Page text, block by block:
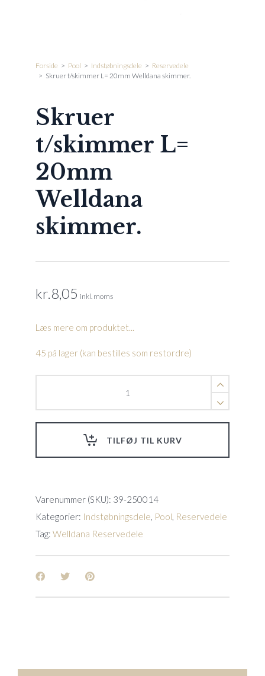
Forside > Pool > Indstøbningsdele > Reservedele
> Skruer t/skimmer L= 20mm Welldana skimmer.
Skruer
t/skimmer L=
20mm
Welldana
skimmer.
kr.8,05 inkl. moms
Læs mere om produktet...
45 på lager (kan bestilles som restordre)
quantity
TILFØJ TIL KURV
Varenummer (SKU): 39-250014
Kategorier: Indstøbningsdele, Pool, Reservedele
Tag: Welldana Reservedele